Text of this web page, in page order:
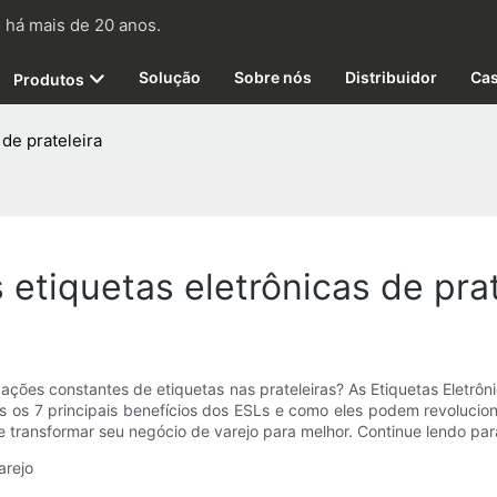
mais de 20 anos.
Produtos Solução Sobre nós Distribuidor
prateleira
eletrônicas de
constantes de etiquetas nas prateleiras? As Etiquetas
7 principais benefícios dos ESLs e como eles podem
seu negócio de varejo para melhor. Continue lendo